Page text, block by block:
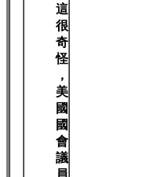
這
很
奇
怪
，
美
國
國
會
議
員